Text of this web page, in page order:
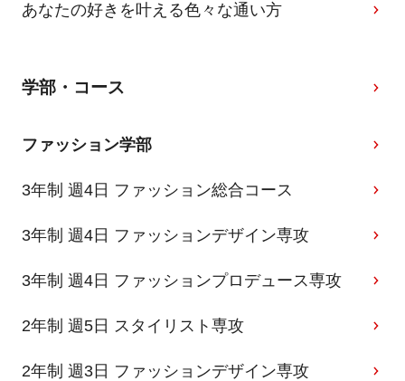
あなたの好きを叶える⾊々な通い⽅
学部・コース
ファッション学部
3年制 週4日 ファッション総合コース
3年制 週4日 ファッションデザイン専攻
3年制 週4日 ファッションプロデュース専攻
2年制 週5日 スタイリスト専攻
2年制 週3日 ファッションデザイン専攻